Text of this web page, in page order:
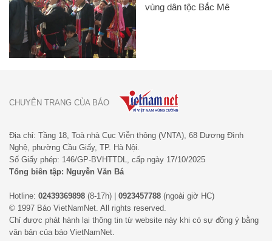
vùng dân tộc Bắc Mê
Địa chỉ: Tầng 18, Toà nhà Cục Viễn thông (VNTA), 68 Dương Đình
Nghệ, phường Cầu Giấy, TP. Hà Nội.
Số Giấy phép: 146/GP-BVHTTDL, cấp ngày 17/10/2025
Tổng biên tập: Nguyễn Văn Bá
Hotline: 02439369898 (8-17h) | 0923457788 (ngoài giờ HC)
© 1997 Báo VietNamNet. All rights reserved.
Chỉ được phát hành lại thông tin từ website này khi có sự đồng ý bằng
văn bản của báo VietNamNet.
CHUYÊN TRANG CỦA BÁO